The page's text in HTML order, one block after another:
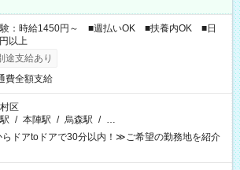
験：時給1450円～ ■週払いOK ■扶養内OK ■日
以上
途支給あり
費全額支給
区
/ 本陣駅 / 烏森駅 / …
ドアtoドアで30分以内！≫ご希望の勤務地を紹介